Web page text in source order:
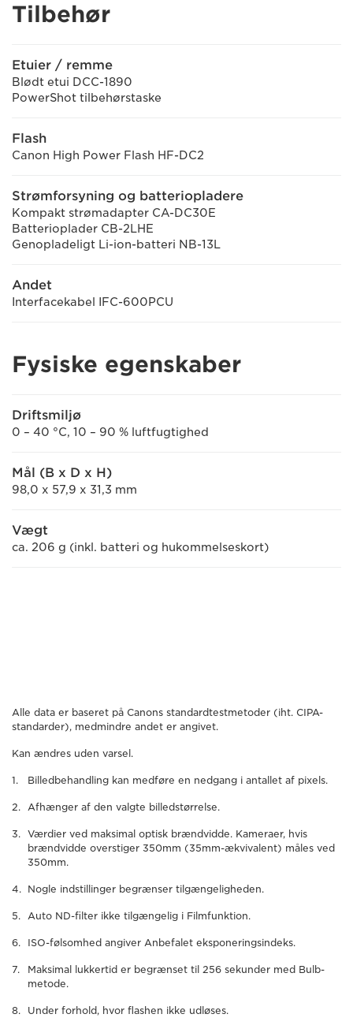
Tilbehør
Etuier / remme
Blødt etui DCC-1890
PowerShot tilbehørstaske
Flash
Canon High Power Flash HF-DC2
Strømforsyning og batteriopladere
Kompakt strømadapter CA-DC30E
Batterioplader CB-2LHE
Genopladeligt Li-ion-batteri NB-13L
Andet
Interfacekabel IFC-600PCU
Fysiske egenskaber
Driftsmiljø
0 – 40 °C, 10 – 90 % luftfugtighed
Mål (B x D x H)
98,0 x 57,9 x 31,3 mm
Vægt
ca. 206 g (inkl. batteri og hukommelseskort)
Alle data er baseret på Canons standardtestmetoder (iht. CIPA-
standarder), medmindre andet er angivet.
Kan ændres uden varsel.
Billedbehandling kan medføre en nedgang i antallet af pixels.
Afhænger af den valgte billedstørrelse.
Værdier ved maksimal optisk brændvidde. Kameraer, hvis
brændvidde overstiger 350mm (35mm-ækvivalent) måles ved
350mm.
Nogle indstillinger begrænser tilgængeligheden.
Auto ND-filter ikke tilgængelig i Filmfunktion.
ISO-følsomhed angiver Anbefalet eksponeringsindeks.
Maksimal lukkertid er begrænset til 256 sekunder med Bulb-
metode.
Under forhold, hvor flashen ikke udløses.